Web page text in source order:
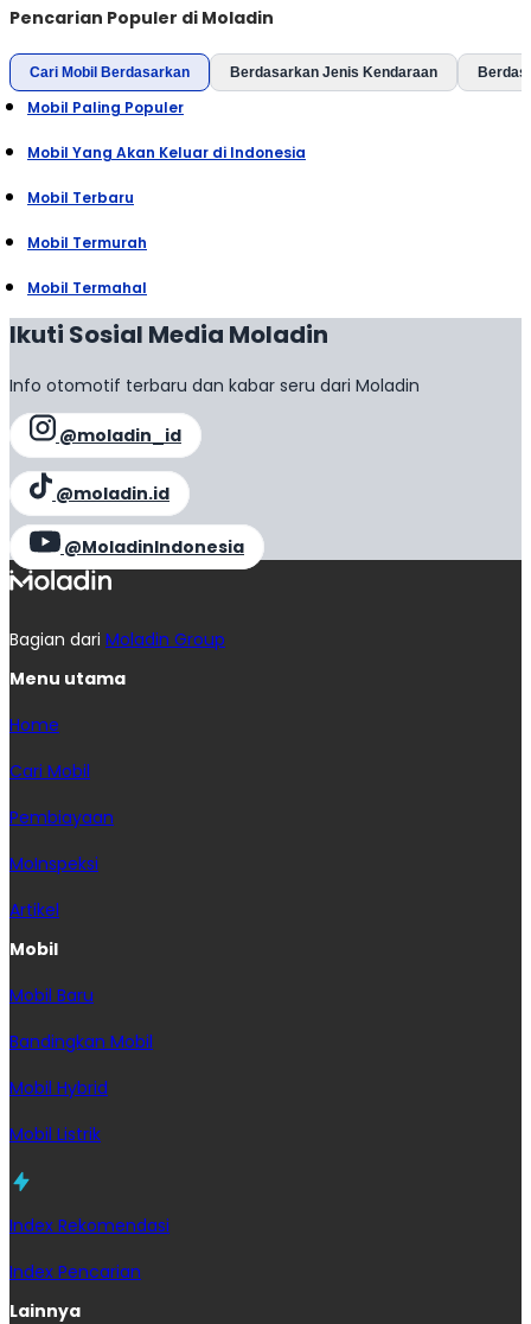
Pencarian Populer di Moladin
Cari Mobil Berdasarkan Berdasarkan Jenis Kendaraan
Mobil Paling Populer
Mobil Yang Akan Keluar di Indonesia
Mobil Terbaru
Mobil Termurah
Mobil Termahal
Ikuti Sosial Media Moladin
Info otomotif terbaru dan kabar seru dari Moladin
@moladin_id
@moladin.id
@MoladinIndonesia
Bagian dari Moladin Group
Menu utama
Home
Cari Mobil
Pembiayaan
MoInspeksi
Artikel
Mobil
Mobil Baru
Bandingkan Mobil
Mobil Hybrid
Mobil Listrik
Index Rekomendasi
Index Pencarian
Lainnya